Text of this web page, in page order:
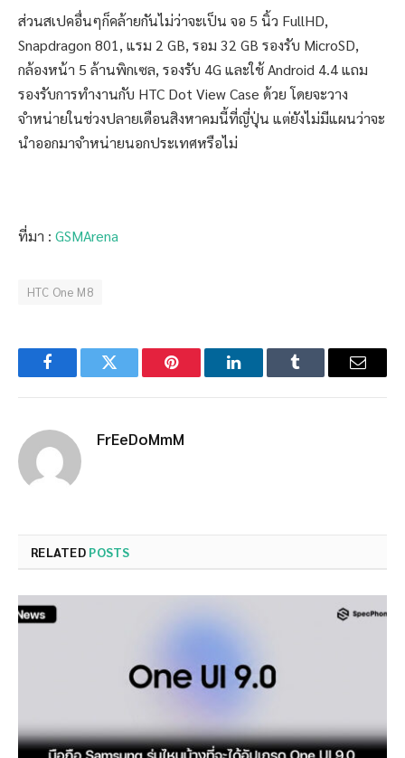
ส่วนสเปคอื่นๆก็คล้ายกันไม่ว่าจะเป็น จอ 5 นิ้ว FullHD,
Snapdragon 801, แรม 2 GB, รอม 32 GB รองรับ MicroSD,
กล้องหน้า 5 ล้านพิกเซล, รองรับ 4G และใช้ Android 4.4 แถม
รองรับการทำงานกับ HTC Dot View Case ด้วย โดยจะวาง
จำหน่ายในช่วงปลายเดือนสิงหาคมนี้ที่ญี่ปุ่น แต่ยังไม่มีแผนว่าจะ
นำออกมาจำหน่ายนอกประเทศหรือไม่
ที่มา : GSMArena
HTC One M8
FacebookTwitter Pinterest LinkedInTumblr Email
FrEeDoMmM
RELATED POSTS